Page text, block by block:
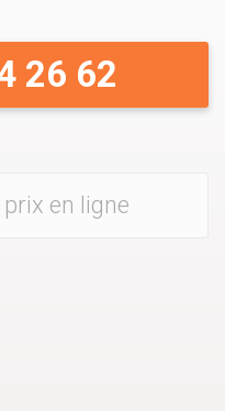
26 62
en ligne